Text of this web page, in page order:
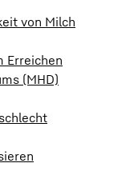
von Milch
Erreichen
(MHD)